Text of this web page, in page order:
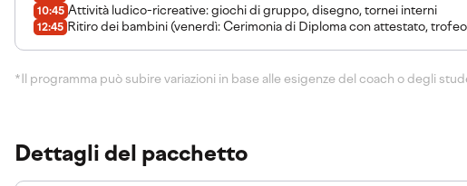
10:45 Attività ludico-ricreative: giochi di gruppo, disegno, tornei interni
12:45 Ritiro dei bambini (venerdì: Cerimonia di Diploma con attestato,
*Il programma può subire variazioni in base alle esigenze del coach o degli
Dettagli del pacchetto